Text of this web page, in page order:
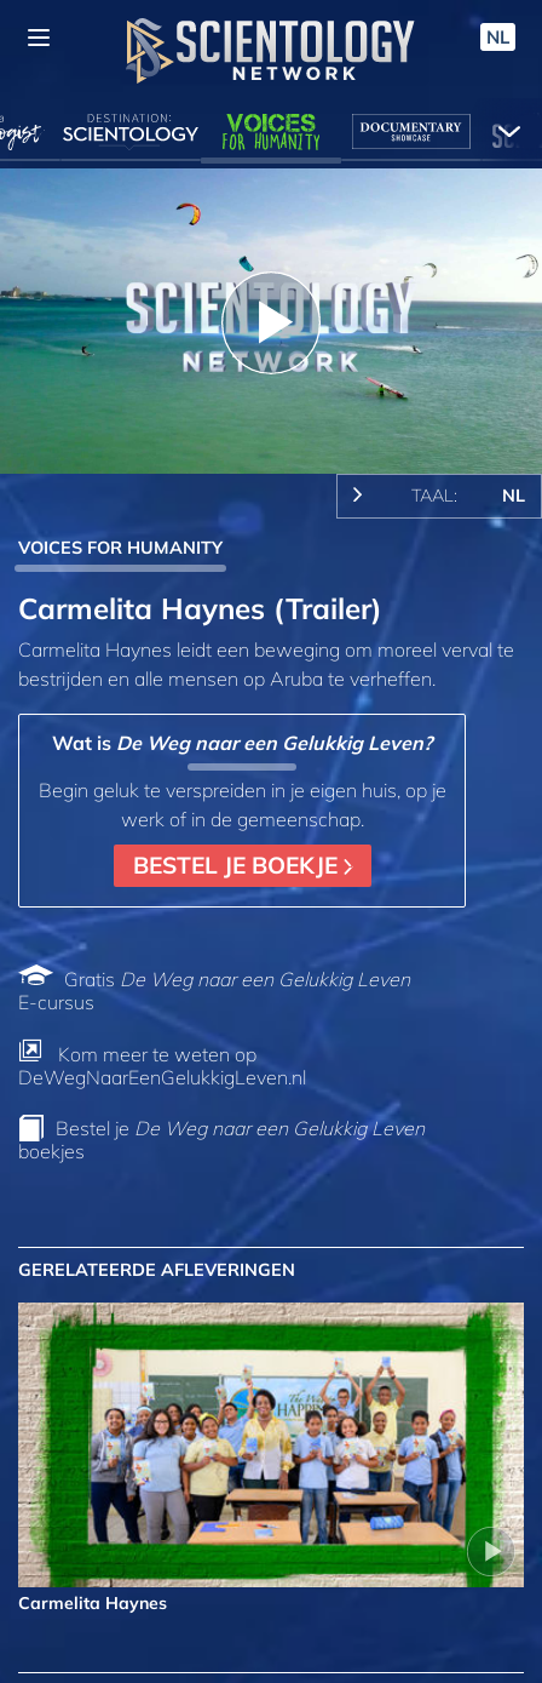
NL
Play
Video
TAAL: NL
VOICES FOR HUMANITY
Carmelita Haynes (Trailer)
Carmelita Haynes leidt een beweging om moreel verval te
bestrijden en alle mensen op Aruba te verheffen.
Wat is De Weg naar een Gelukkig Leven?
Begin geluk te verspreiden in je eigen huis, op je
werk of in de gemeenschap.
BESTEL JE BOEKJE
Gratis De Weg naar een Gelukkig Leven
E‑cursus
Kom meer te weten op
DeWegNaarEenGelukkigLeven.nl
Bestel je De Weg naar een Gelukkig Leven
boekjes
GERELATEERDE AFLEVERINGEN
Carmelita Haynes